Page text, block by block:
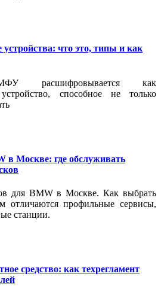
что это, типы и как
расшифровывается как
способное не только
в Москве: где обслуживать
для BMW в Москве. Как выбрать
отличаются профильные сервисы,
станции.
средство: как техрегламент